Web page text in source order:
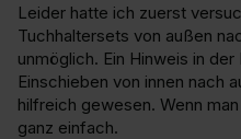
Leider hatte ich zuerst
Tuchhaltersets von außen
unmöglich. Ein Hinweis in
Einschieben von innen nach
hilfreich gewesen. Wenn
ganz einfach.